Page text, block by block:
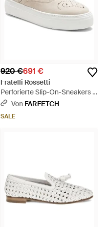
920 €691 €
Fratelli Rossetti
Perforierte Slip-On-Sneakers -
WeißVon FARFETCH
SALE